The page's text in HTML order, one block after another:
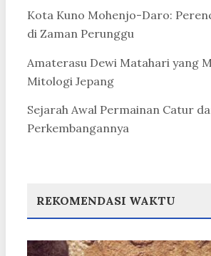
Kota Kuno Mohenjo-Daro:
di Zaman Perunggu
Amaterasu Dewi Matahari yang
Mitologi Jepang
Sejarah Awal Permainan Catur
Perkembangannya
REKOMENDASI WAKTU